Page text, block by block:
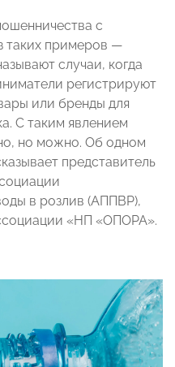
с
таких примеров —
случаи, когда
регистрируют
или бренды для
С таким явлением
но можно. Об одном
представитель
в розлив (АППВР),
«НП «ОПОРА».